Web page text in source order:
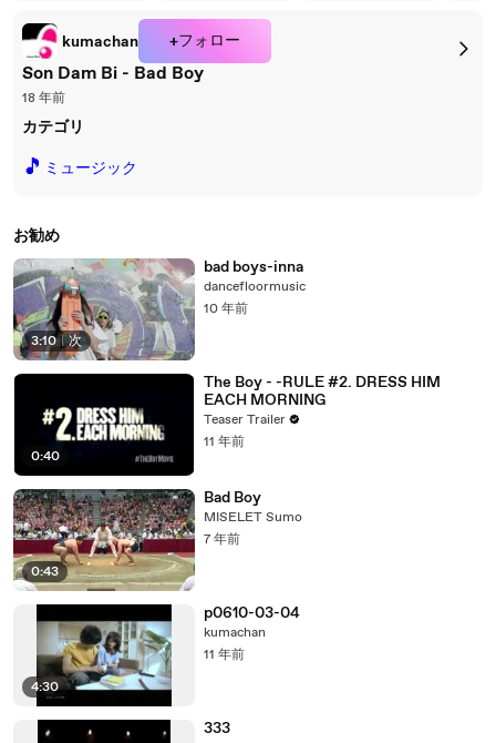
kumachan +フォロー
Son Dam Bi - Bad Boy
18 年前
カテゴリ
🎵 ミュージック
お勧め
3:10 | 次
bad boys-inna
dancefloormusic
10 年前
0:40
The Boy - -RULE #2. DRESS HIM
EACH MORNING
Teaser Trailer
11 年前
0:43
Bad Boy
MISELET Sumo
7 年前
4:30
p0610-03-04
kumachan
11 年前
333